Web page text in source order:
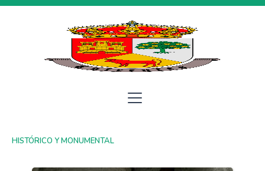
HISTÓRICO Y MONUMENTAL